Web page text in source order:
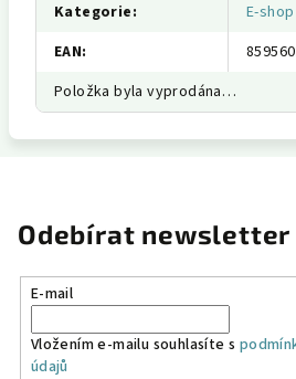
Kategorie:
E-shop
EAN:
Položka byla vyprodána…
Odebírat newsletter
E-mail
Vložením e-mailu souhlasíte s
údajů